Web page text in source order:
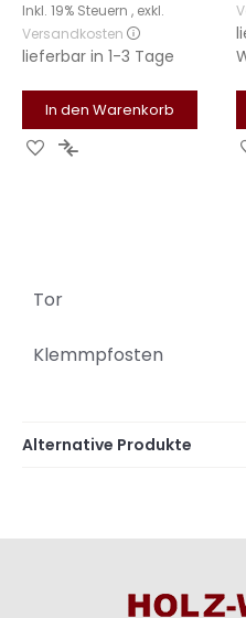
Inkl. 19% Steuern , exkl.
Versandkosten
lieferbar in 1-3 Tage
In den Warenkorb
Zur Zur
Tor
Klemmpfosten
Alternative Produkte